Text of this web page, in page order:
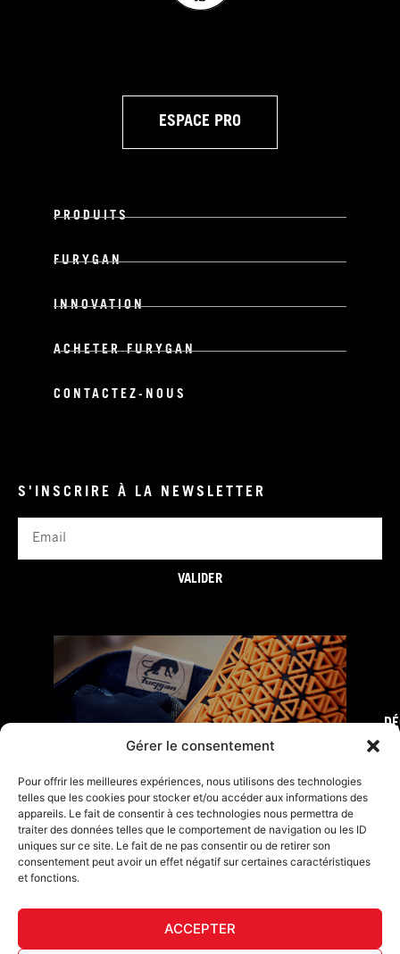
Gérer le consentement
Pour offrir les meilleures expériences, nous utilisons des technologies
telles que les cookies pour stocker et/ou accéder aux informations des
appareils. Le fait de consentir à ces technologies nous permettra de
traiter des données telles que le comportement de navigation ou les ID
uniques sur ce site. Le fait de ne pas consentir ou de retirer son
consentement peut avoir un effet négatif sur certaines caractéristiques
et fonctions.
ACCEPTER
ESPACE PRO
PRODUITS
FURYGAN
INNOVATION
ACHETER FURYGAN
CONTACTEZ-NOUS
S'INSCRIRE À LA NEWSLETTER
VALIDER